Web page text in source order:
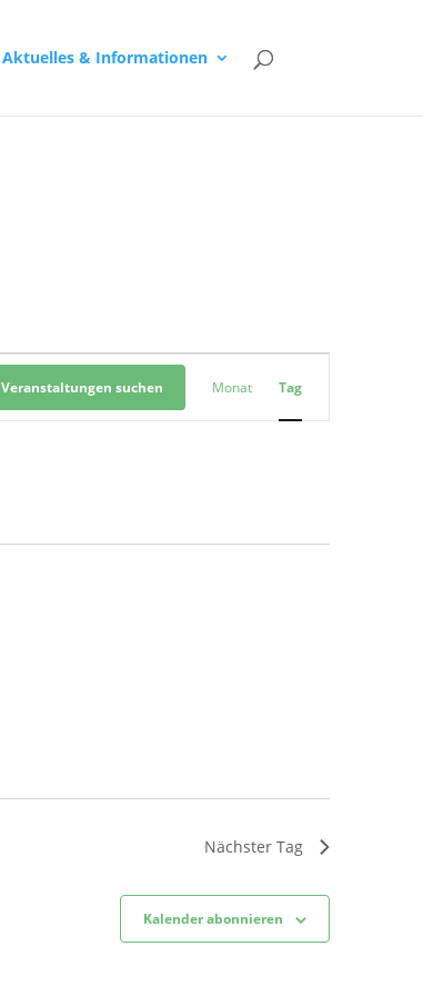
Aktuelles & Informationen
Veranstaltungen suchen
Ansichten-
Navigation
Monat Tag
Nächster Tag
Kalender abonnieren